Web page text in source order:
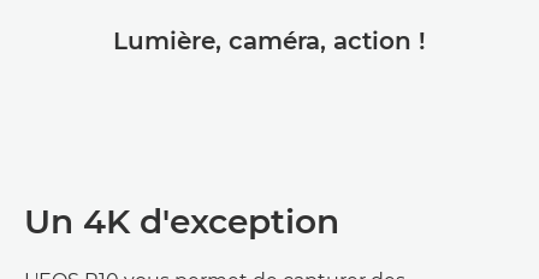
Lumière, caméra, action !
Un 4K d'exception